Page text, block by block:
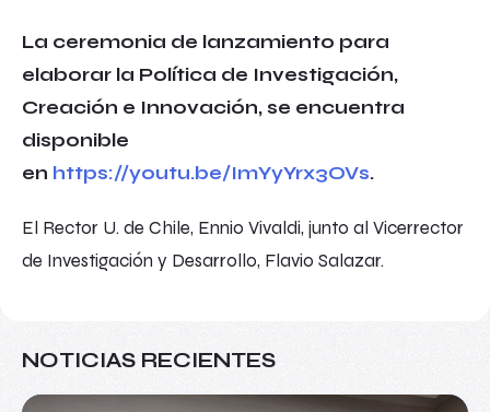
La ceremonia de lanzamiento para
elaborar la Política de Investigación,
Creación e Innovación, se encuentra
disponible
en https://youtu.be/ImYyYrx3OVs.
El Rector U. de Chile, Ennio Vivaldi, junto al Vicerrector
de Investigación y Desarrollo, Flavio Salazar.
NOTICIAS RECIENTES